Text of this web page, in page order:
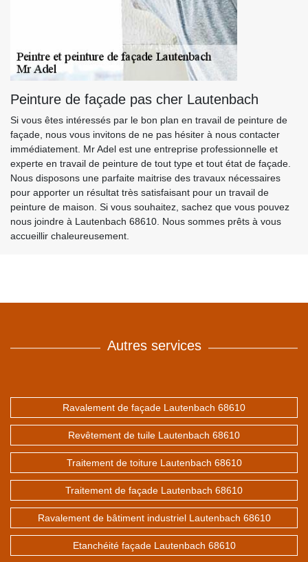
Peinture de façade pas cher Lautenbach
Si vous êtes intéressés par le bon plan en travail de peinture de
façade, nous vous invitons de ne pas hésiter à nous contacter
immédiatement. Mr Adel est une entreprise professionnelle et
experte en travail de peinture de tout type et tout état de façade.
Nous disposons une parfaite maitrise des travaux nécessaires
pour apporter un résultat très satisfaisant pour un travail de
peinture de maison. Si vous souhaitez, sachez que vous pouvez
nous joindre à Lautenbach 68610. Nous sommes prêts à vous
accueillir chaleureusement.
Autres services
Ravalement de façade Lautenbach 68610
Revêtement de tuile Lautenbach 68610
Traitement de toiture Lautenbach 68610
Traitement de façade Lautenbach 68610
Ravalement de bâtiment industriel Lautenbach 68610
Etanchéité façade Lautenbach 68610